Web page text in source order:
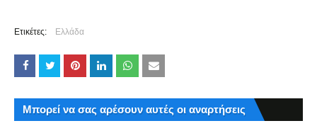
Ετικέτες: Ελλάδα
Μπορεί να σας αρέσουν αυτές οι αναρτήσεις